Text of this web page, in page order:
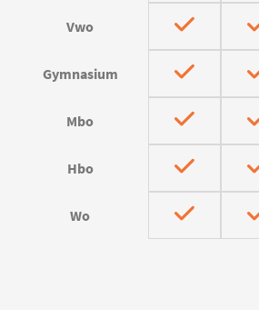
Vwo
Gymnasium
Mbo
Hbo
Wo